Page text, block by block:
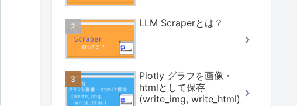
LLM Scraperとは？
Plotly グラフを画像・
htmlとして保存
(write_img, write_html)